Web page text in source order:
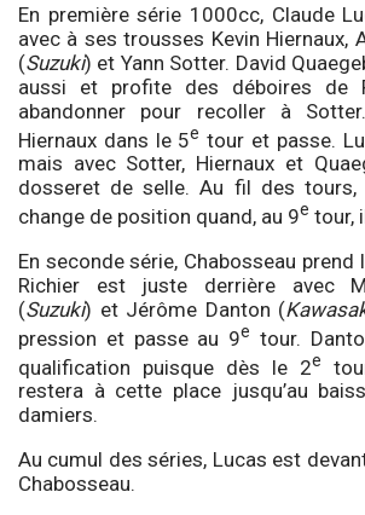
En première série 1000cc, Claude
avec à ses trousses Kevin Hiernaux,
(Suzuki) et Yann Sotter. David
aussi et profite des déboires de
abandonner pour recoller à
Hiernaux dans le 5e tour et passe.
mais avec Sotter, Hiernaux et
dosseret de selle. Au fil des tours,
change de position quand, au 9e tour,
En seconde série, Chabosseau prend
Richier est juste derrière avec
(Suzuki) et Jérôme Danton (
pression et passe au 9e tour.
qualification puisque dès le 2e
restera à cette place jusqu’au
damiers.
Au cumul des séries, Lucas est
Chabosseau.